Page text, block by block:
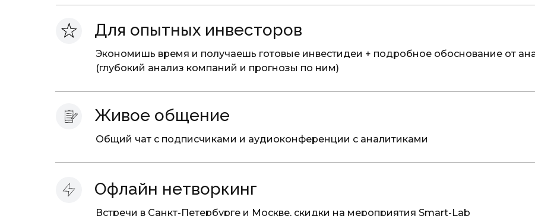
Экономишь время и получаешь готовые инвестидеи + подробное обоснование от
(глубокий анализ компаний и прогнозы по ним)
Для опытных инвесторов
Общий чат с подписчиками и аудиоконференции с аналитиками
Живое общение
Встречи в Санкт-Петербурге и Москве, скидки на мероприятия Smart-Lab
Офлайн нетворкинг